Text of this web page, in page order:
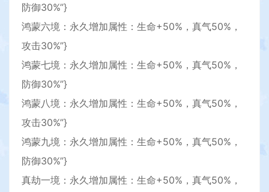
防御30%”}
鸿蒙六境：永久增加属性：生命+50%，真气50%，
攻击30%”}
鸿蒙七境：永久增加属性：生命+50%，真气50%，
防御30%”}
鸿蒙八境：永久增加属性：生命+50%，真气50%，
攻击30%”}
鸿蒙九境：永久增加属性：生命+50%，真气50%，
防御30%”}
真劫一境：永久增加属性：生命+50%，真气50%，